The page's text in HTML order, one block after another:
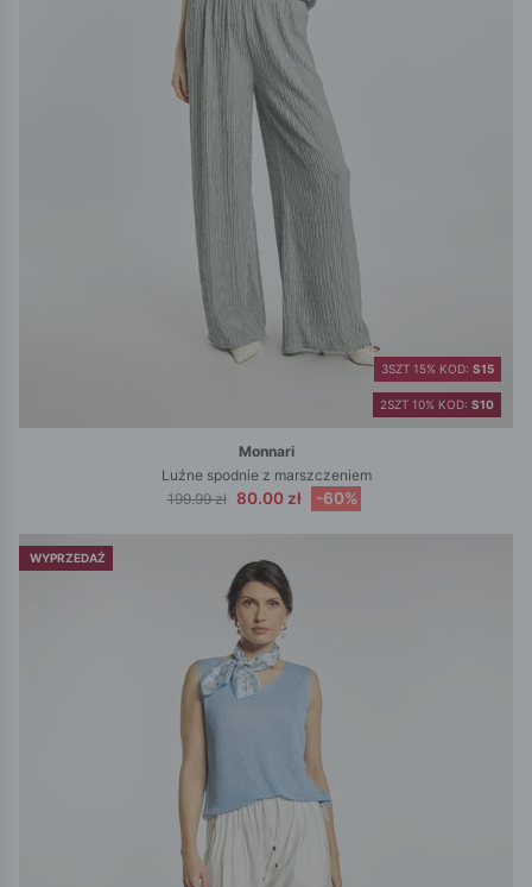
2SZT 10% KOD: S10
3SZT 15% KOD: S15
Monnari
Luźne spodnie z marszczeniem
199.99 zł 80.00 zł -60%
WYPRZEDAŻ